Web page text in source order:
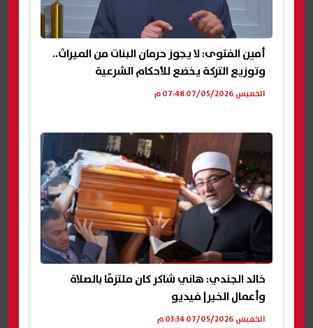
أمين الفتوى: لا يجوز حرمان البنات من الميراث..
وتوزيع التركة يخضع للأحكام الشرعية
الخميس 07/05/2026 07:48 م
خالد الجندي: هاني شاكر كان ملتزمًا بالصلاة
وأعمال الخير| فيديو
الخميس 07/05/2026 03:34 م